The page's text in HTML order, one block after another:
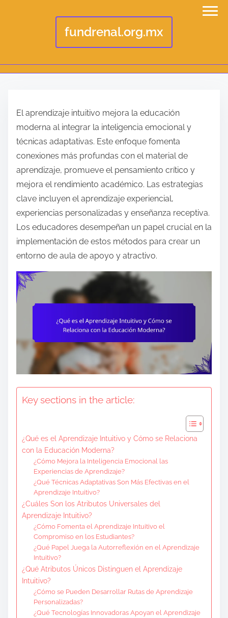
fundrenal.org.mx
El aprendizaje intuitivo mejora la educación
moderna al integrar la inteligencia emocional y
técnicas adaptativas. Este enfoque fomenta
conexiones más profundas con el material de
aprendizaje, promueve el pensamiento crítico y
mejora el rendimiento académico. Las estrategias
clave incluyen el aprendizaje experiencial,
experiencias personalizadas y enseñanza receptiva.
Los educadores desempeñan un papel crucial en la
implementación de estos métodos para crear un
entorno de aula de apoyo y atractivo.
Key sections in the article:
¿Qué es el Aprendizaje Intuitivo y Cómo se Relaciona
con la Educación Moderna?
¿Cómo Mejora la Inteligencia Emocional las
Experiencias de Aprendizaje?
¿Qué Técnicas Adaptativas Son Más Efectivas en el
Aprendizaje Intuitivo?
¿Cuáles Son los Atributos Universales del
Aprendizaje Intuitivo?
¿Cómo Fomenta el Aprendizaje Intuitivo el
Compromiso en los Estudiantes?
¿Qué Papel Juega la Autorreflexión en el Aprendizaje
Intuitivo?
¿Qué Atributos Únicos Distinguen el Aprendizaje
Intuitivo?
¿Cómo se Pueden Desarrollar Rutas de Aprendizaje
Personalizadas?
¿Qué Tecnologías Innovadoras Apoyan el Aprendizaje